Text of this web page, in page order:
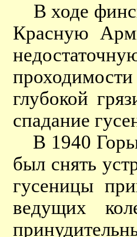
В ходе
Красную
глубокой
спадание
В 1940
был снять
гусеницы
ведущих